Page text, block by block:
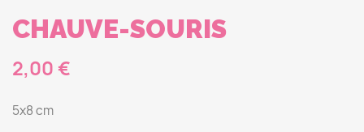
CHAUVE-SOURIS
2,00 €
5x8 cm